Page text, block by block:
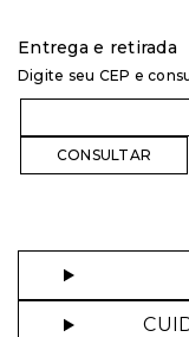
Entrega e retirada
Digite seu CEP e